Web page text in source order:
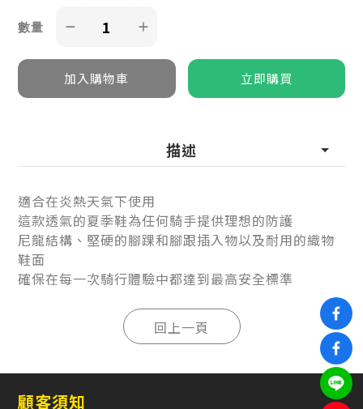
數量
描述
適合在炎熱天氣下使用
這款透氣的夏季鞋為任何騎手提供理想的防護
尼龍結構、堅硬的腳踝和腳跟插入物以及耐用的織物
鞋面
確保在每一次騎行體驗中都達到最高安全標準
顧客須知